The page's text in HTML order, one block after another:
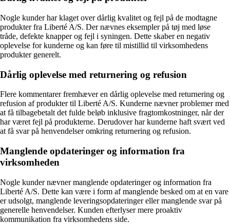
Nogle kunder har klaget over dårlig kvalitet og fejl på de modtagne
produkter fra Liberté A/S. Der nævnes eksempler på tøj med løse
tråde, defekte knapper og fejl i syningen. Dette skaber en negativ
oplevelse for kunderne og kan føre til mistillid til virksomhedens
produkter generelt.
Dårlig oplevelse med returnering og refusion
Flere kommentarer fremhæver en dårlig oplevelse med returnering og
refusion af produkter til Liberté A/S. Kunderne nævner problemer med
at få tilbagebetalt det fulde beløb inklusive fragtomkostninger, når der
har været fejl på produkterne. Derudover har kunderne haft svært ved
at få svar på henvendelser omkring returnering og refusion.
Manglende opdateringer og information fra
virksomheden
Nogle kunder nævner manglende opdateringer og information fra
Liberté A/S. Dette kan være i form af manglende besked om at en vare
er udsolgt, manglende leveringsopdateringer eller manglende svar på
generelle henvendelser. Kunden efterlyser mere proaktiv
kommunikation fra virksomhedens side.